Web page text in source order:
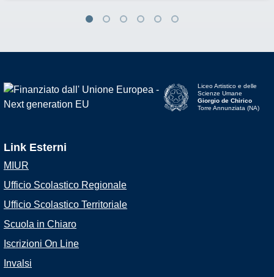
Liceo Artistico e delle
Scienze Umane
Giorgio de Chirico
Torre Annunziata (NA)
Link Esterni
MIUR
Ufficio Scolastico Regionale
Ufficio Scolastico Territoriale
Scuola in Chiaro
Iscrizioni On Line
Invalsi